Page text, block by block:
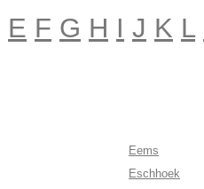
E F G H I J K L
Eems
Eschhoek